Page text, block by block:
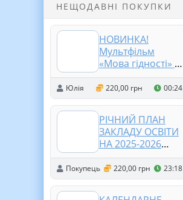
НЕЩОДАВНІ ПОКУПКИ
НОВИНКА!
Мультфільм
«Мова гідності» ✨
🎬
Юлія 220,00 грн 00:24
РІЧНИЙ ПЛАН
ЗАКЛАДУ ОСВІТИ
НА 2025-2026
НАВЧАЛЬНИЙ
РІК. (відповідно
до АБЕТКИ
Покупець 220,00 грн 23:18